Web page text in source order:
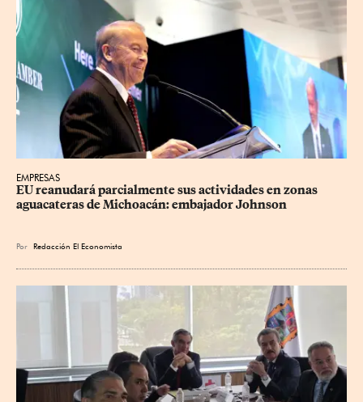
EMPRESAS
EU reanudará parcialmente sus actividades en zonas
aguacateras de Michoacán: embajador Johnson
Por Redacción El Economista